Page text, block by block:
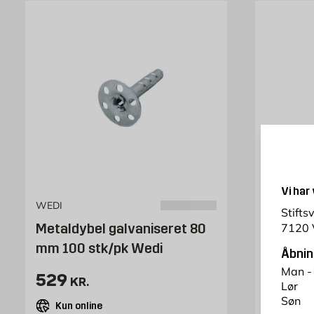
Vi har
7120
Man -
Lør
Søn
WEDI
Metaldybel galvaniseret 80
mm 100 stk/pk Wedi
Pris 529 kr. /stk
529 KR.
Kun online
METROTILE
250
Pris
216KR.
Kun